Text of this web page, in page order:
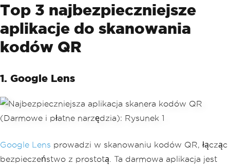
Top 3 najbezpieczniejsze
aplikacje do skanowania
kodów QR
1. Google Lens
Google Lens prowadzi w skanowaniu kodów QR, łącząc
bezpieczeństwo z prostotą. Ta darmowa aplikacja jest